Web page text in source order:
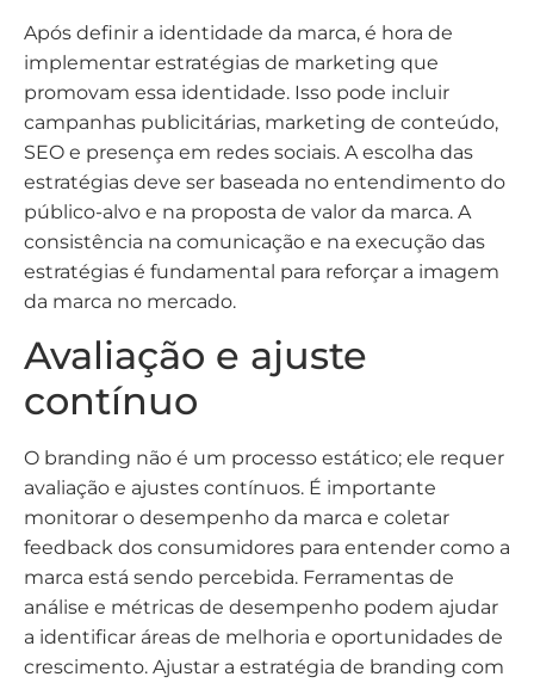
Após definir a identidade da marca, é hora de
implementar estratégias de marketing que
promovam essa identidade. Isso pode incluir
campanhas publicitárias, marketing de conteúdo,
SEO e presença em redes sociais. A escolha das
estratégias deve ser baseada no entendimento do
público-alvo e na proposta de valor da marca. A
consistência na comunicação e na execução das
estratégias é fundamental para reforçar a imagem
da marca no mercado.
Avaliação e ajuste
contínuo
O branding não é um processo estático; ele requer
avaliação e ajustes contínuos. É importante
monitorar o desempenho da marca e coletar
feedback dos consumidores para entender como a
marca está sendo percebida. Ferramentas de
análise e métricas de desempenho podem ajudar
a identificar áreas de melhoria e oportunidades de
crescimento. Ajustar a estratégia de branding com